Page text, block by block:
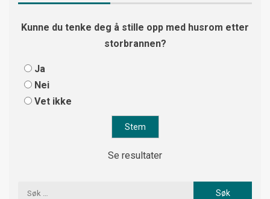
Kunne du tenke deg å stille opp med husrom etter
storbrannen?
Ja
Nei
Vet ikke
Se resultater